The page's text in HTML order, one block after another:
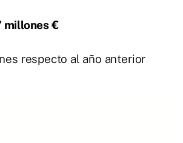
millones €
respecto al año anterior